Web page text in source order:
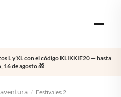
L y XL con el código KLIKKIE20 — hasta
16 de agosto 🎁
/ Festivales 2